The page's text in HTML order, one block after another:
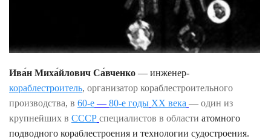
Ива́н Миха́йлович Са́вченко — инженер-
кораблестроитель, организатор кораблестроительного
производства, в 60-е — 80-е годы XX века — один из
крупнейших в СССР специалистов в области атомного
подводного кораблестроения и технологии судостроения.